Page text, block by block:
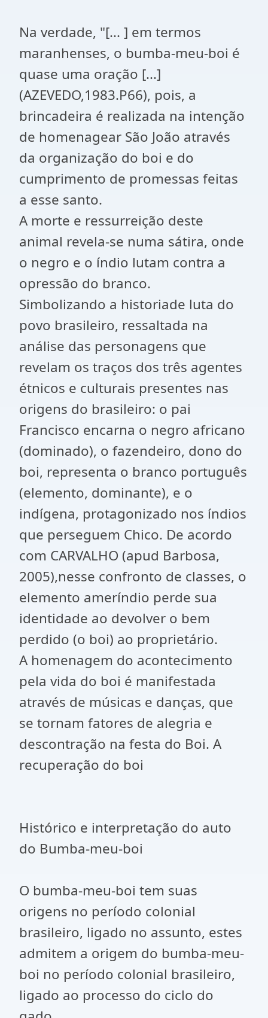
Na verdade, "[... ] em termos
maranhenses, o bumba-meu-boi é
quase uma oração [...]
(AZEVEDO,1983.P66), pois, a
brincadeira é realizada na intenção
de homenagear São João através
da organização do boi e do
cumprimento de promessas feitas
a esse santo.
A morte e ressurreição deste
animal revela-se numa sátira, onde
o negro e o índio lutam contra a
opressão do branco.
Simbolizando a historiade luta do
povo brasileiro, ressaltada na
análise das personagens que
revelam os traços dos três agentes
étnicos e culturais presentes nas
origens do brasileiro: o pai
Francisco encarna o negro africano
(dominado), o fazendeiro, dono do
boi, representa o branco português
(elemento, dominante), e o
indígena, protagonizado nos índios
que perseguem Chico. De acordo
com CARVALHO (apud Barbosa,
2005),nesse confronto de classes, o
elemento ameríndio perde sua
identidade ao devolver o bem
perdido (o boi) ao proprietário.
A homenagem do acontecimento
pela vida do boi é manifestada
através de músicas e danças, que
se tornam fatores de alegria e
descontração na festa do Boi. A
recuperação do boi
Histórico e interpretação do auto
do Bumba-meu-boi
O bumba-meu-boi tem suas
origens no período colonial
brasileiro, ligado no assunto, estes
admitem a origem do bumba-meu-
boi no período colonial brasileiro,
ligado ao processo do ciclo do